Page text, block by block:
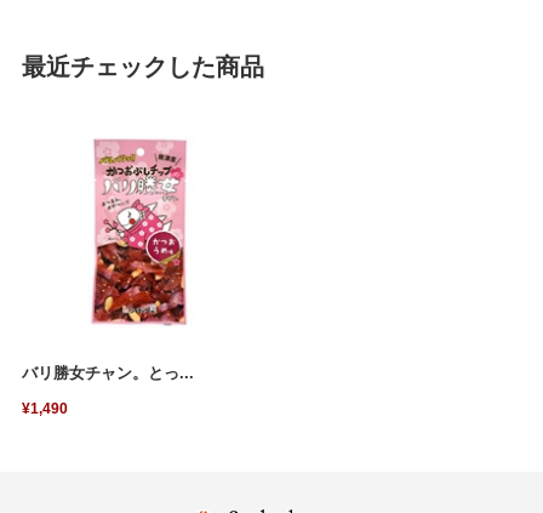
最近チェックした商品
バリ勝女チャン。とっ...
¥1,490